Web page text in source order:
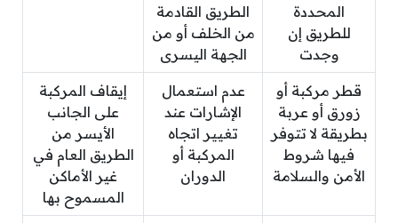
المحددة
للطريق إن
وجدت
الطريق القادمة
من الخلف أو من
الجهة اليسرى
قطر مركبة أو
زورق أو عربة
بطريقة لا تتوفر
فيها شروط
الأمن والسلامة
عدم استعمال
الإشارات عند
تغيير اتجاه
المركبة أو
الدوران
إيقاف المركبة
على الجانب
الأيسر من
الطريق العام في
غير الأماكن
المسموح بها